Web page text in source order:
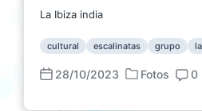
La Ibiza india
cultural escalinatas grupo
F
28/10/2023
P
Fotos
C
0